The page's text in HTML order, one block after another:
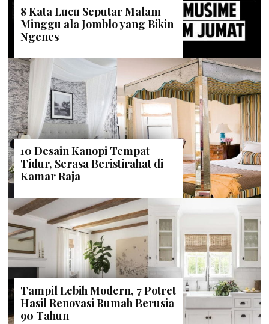
8 Kata Lucu Seputar Malam
Minggu ala Jomblo yang Bikin
Ngenes
10 Desain Kanopi Tempat
Tidur, Serasa Beristirahat di
Kamar Raja
Tampil Lebih Modern, 7 Potret
Hasil Renovasi Rumah Berusia
90 Tahun